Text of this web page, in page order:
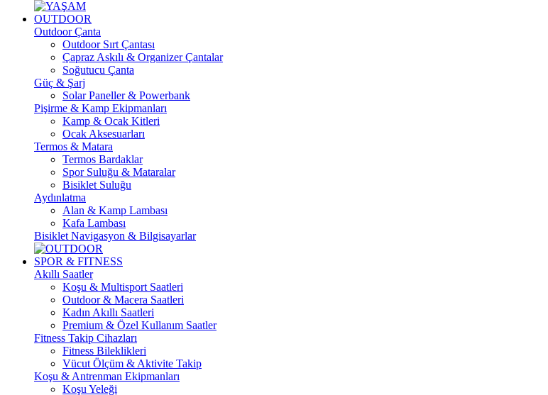
OUTDOOR
Outdoor Çanta
Outdoor Sırt Çantası
Çapraz Askılı & Organizer Çantalar
Soğutucu Çanta
Güç & Şarj
Solar Paneller & Powerbank
Pişirme & Kamp Ekipmanları
Kamp & Ocak Kitleri
Ocak Aksesuarları
Termos & Matara
Termos Bardaklar
Spor Suluğu & Mataralar
Bisiklet Suluğu
Aydınlatma
Alan & Kamp Lambası
Kafa Lambası
Bisiklet Navigasyon & Bilgisayarlar
SPOR & FITNESS
Akıllı Saatler
Koşu & Multisport Saatleri
Outdoor & Macera Saatleri
Kadın Akıllı Saatleri
Premium & Özel Kullanım Saatler
Fitness Takip Cihazları
Fitness Bileklikleri
Vücut Ölçüm & Aktivite Takip
Koşu & Antrenman Ekipmanları
Koşu Yeleği